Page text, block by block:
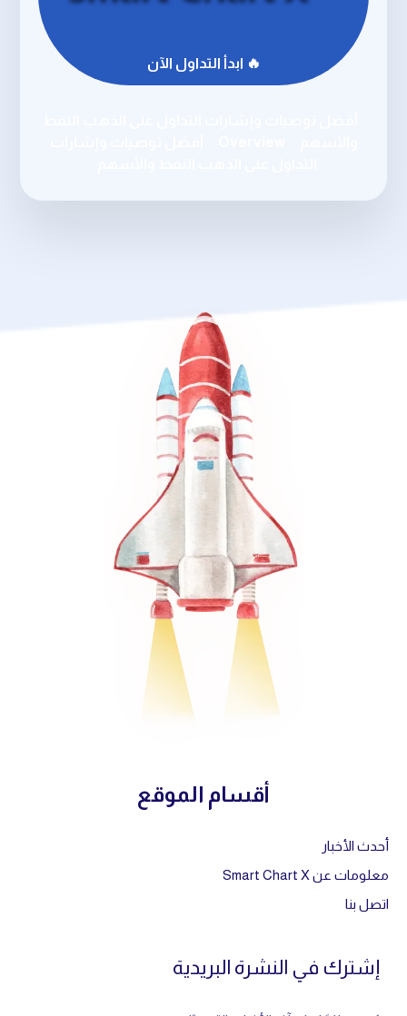
🔥 ابدأ التداول الآن
أقسام الموقع
أحدث الأخبار
معلومات عن Smart Chart X
اتصل بنا
إشترك في النشرة البريدية